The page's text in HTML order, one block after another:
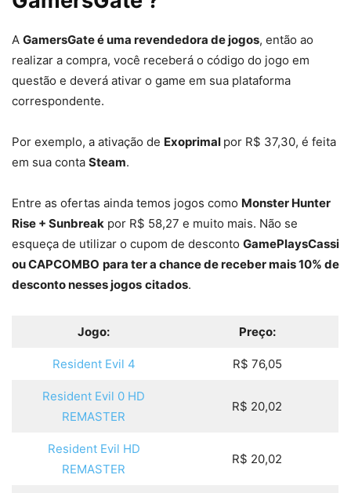
A GamersGate é uma revendedora de jogos, então ao
realizar a compra, você receberá o código do jogo em
questão e deverá ativar o game em sua plataforma
correspondente.
Por exemplo, a ativação de Exoprimal por R$ 37,30, é feita
em sua conta Steam.
Entre as ofertas ainda temos jogos como Monster Hunter
Rise + Sunbreak por R$ 58,27 e muito mais. Não se
esqueça de utilizar o cupom de desconto GamePlaysCassi
ou CAPCOMBO para ter a chance de receber mais 10% de
desconto nesses jogos citados.
Jogo: Preço:
Resident Evil 4 R$ 76,05
Resident Evil 0 HD
REMASTER
R$ 20,02
Resident Evil HD
REMASTER
R$ 20,02